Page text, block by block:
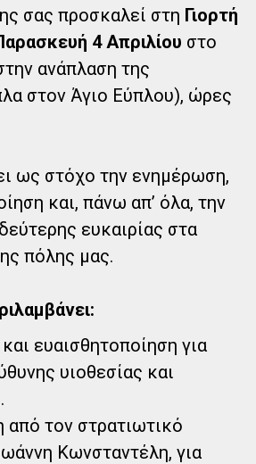
σας προσκαλεί στη Γιορτή
4 Απριλίου στο
ανάπλαση της
στον Άγιο Εύπλου), ώρες
ως στόχο την ενημέρωση,
και, πάνω απ’ όλα, την
ευκαιρίας στα
πόλης μας.
ευαισθητοποίηση για
υιοθεσίας και
από τον στρατιωτικό
Κωνσταντέλη, για